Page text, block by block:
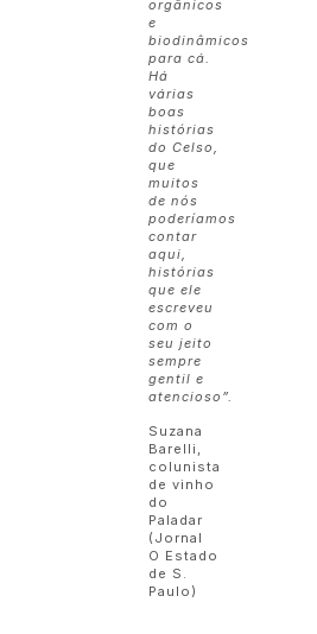
orgânicos
e
biodinâmicos
para cá.
Há
várias
boas
histórias
do Celso,
que
muitos
de nós
poderíamos
contar
aqui,
histórias
que ele
escreveu
com o
seu jeito
sempre
gentil e
atencioso”.
Suzana
Barelli,
colunista
de vinho
do
Paladar
(Jornal
O Estado
de S.
Paulo)